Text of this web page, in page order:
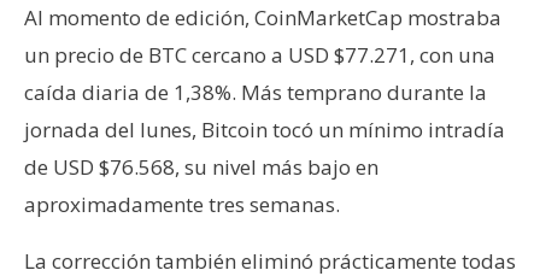
c
u
s
o
s
C
Al momento de edición, CoinMarketCap mostraba
un precio de BTC cercano a USD $77.271, con una
caída diaria de 1,38%. Más temprano durante la
jornada del lunes, Bitcoin tocó un mínimo intradía
de USD $76.568, su nivel más bajo en
aproximadamente tres semanas.
La corrección también eliminó prácticamente todas